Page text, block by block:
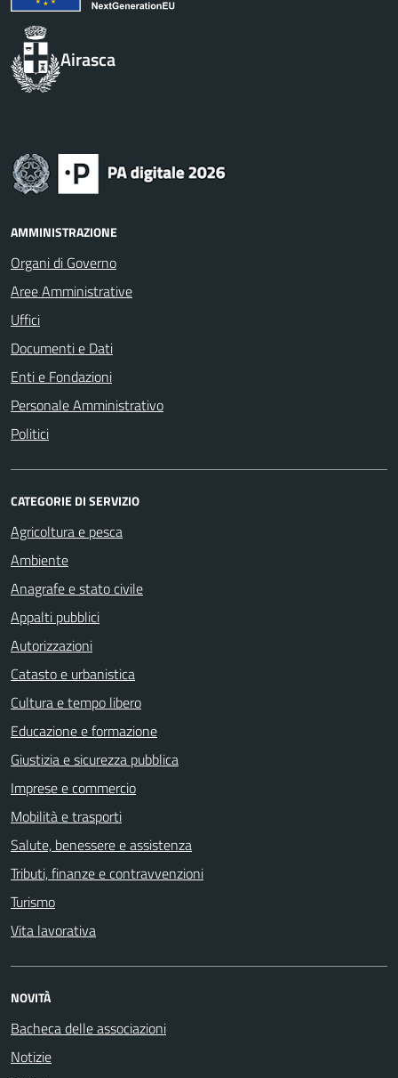
Airasca
AMMINISTRAZIONE
Organi di Governo
Aree Amministrative
Uffici
Documenti e Dati
Enti e Fondazioni
Personale Amministrativo
Politici
CATEGORIE DI SERVIZIO
Agricoltura e pesca
Ambiente
Anagrafe e stato civile
Appalti pubblici
Autorizzazioni
Catasto e urbanistica
Cultura e tempo libero
Educazione e formazione
Giustizia e sicurezza pubblica
Imprese e commercio
Mobilità e trasporti
Salute, benessere e assistenza
Tributi, finanze e contravvenzioni
Turismo
Vita lavorativa
NOVITÀ
Bacheca delle associazioni
Notizie